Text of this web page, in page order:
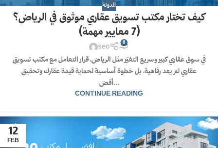
المدونة
كيف تختار مكتب تسويق عقاري موثوق في الرياض؟
(7 معايير مهمة)
seo 0
في سوق عقاري كبير وسريع التغيّر مثل الرياض، قرار التعامل مع مكتب تسويق
عقاري لم يعد رفاهية، بل خطوة أساسية لحماية قيمة عقارك وتحقيق
أفض...
CONTINUE READING
12
FEB